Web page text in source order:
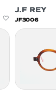
J.F REY
JF3006